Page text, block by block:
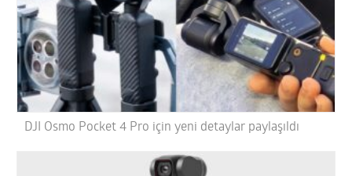
DJI Osmo Pocket 4 Pro için yeni detaylar paylaşıldı